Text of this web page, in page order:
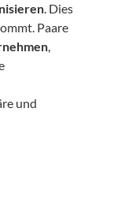
. Dies
Paare
,
und